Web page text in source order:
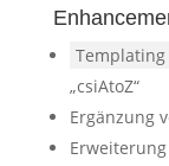
Templating
„csiAtoZ“
Ergänzung